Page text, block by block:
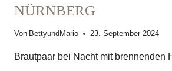
NÜRNBERG
Von BettyundMario 23. September 2024
Brautpaar bei Nacht mit brennenden